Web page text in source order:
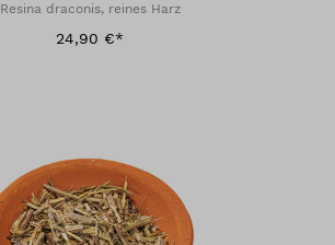
Resina draconis, reines Harz
24,90 €*